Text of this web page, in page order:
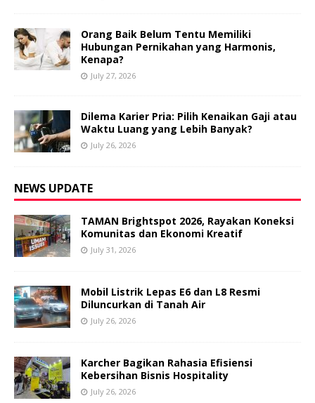
Orang Baik Belum Tentu Memiliki
Hubungan Pernikahan yang Harmonis,
Kenapa?
July 27, 2026
Dilema Karier Pria: Pilih Kenaikan Gaji atau
Waktu Luang yang Lebih Banyak?
July 26, 2026
NEWS UPDATE
TAMAN Brightspot 2026, Rayakan Koneksi
Komunitas dan Ekonomi Kreatif
July 31, 2026
Mobil Listrik Lepas E6 dan L8 Resmi
Diluncurkan di Tanah Air
July 26, 2026
Karcher Bagikan Rahasia Efisiensi
Kebersihan Bisnis Hospitality
July 26, 2026